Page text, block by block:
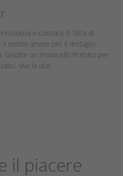
e colorata. È fatta di
il nostro amore per il dettaglio.
Gradite un limoncello fruttato per
viva la vita!
il piacere